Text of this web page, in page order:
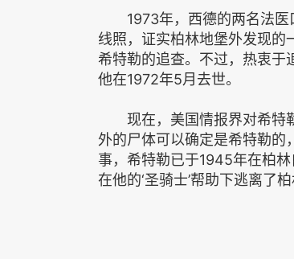
1973年，西德的两名法医
线照，证实柏林地堡外发现的
希特勒的追查。不过，热衷于
他在1972年5月去世。
现在，美国情报界对希特勒
外的尸体可以确定是希特勒的
事，希特勒已于1945年在柏
在他的‘圣骑士’帮助下逃离了柏